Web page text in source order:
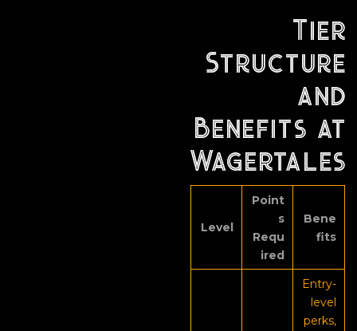
Tier
Structure
and
Benefits at
Wagertales
Level
Point
s
Requ
ired
Bene
fits
Entry-
level
perks,